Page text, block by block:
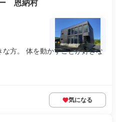
ー 恩納村
方。 体を動かすことが好きな
気になる